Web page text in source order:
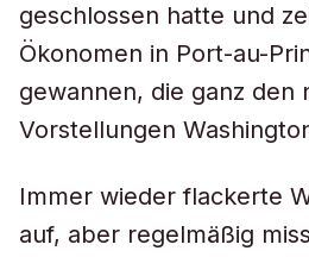
geschlossen hatte und
Ökonomen in Port-au-
gewannen, die ganz den
Vorstellungen
Immer wieder flackerte
auf, aber regelmäßig